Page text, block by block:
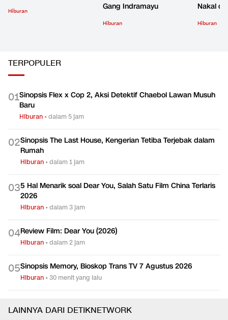
Hiburan
Gang Indramayu
Hiburan
Nakal
Hiburan
TERPOPULER
01Sinopsis Flex x Cop 2, Aksi Detektif Chaebol Lawan Musuh
Baru
Hiburan •dalam 5 jam
02Sinopsis The Last House, Kengerian Tetiba Terjebak dalam
Rumah
Hiburan •dalam 1 jam
035 Hal Menarik soal Dear You, Salah Satu Film China Terlaris
2026
Hiburan •dalam 3 jam
04Review Film: Dear You (2026)
Hiburan •dalam 2 jam
05Sinopsis Memory, Bioskop Trans TV 7 Agustus 2026
Hiburan •30 menit yang lalu
LAINNYA DARI DETIKNETWORK